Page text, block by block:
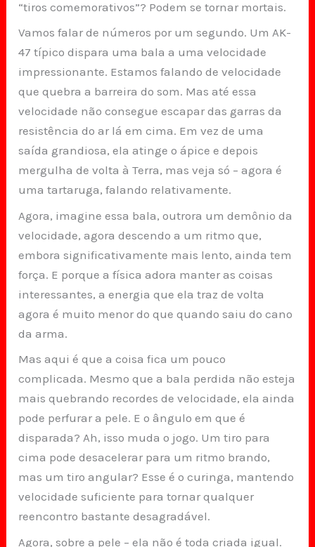
“tiros comemorativos”? Podem se tornar mortais.
Vamos falar de números por um segundo. Um AK-
47 típico dispara uma bala a uma velocidade
impressionante. Estamos falando de velocidade
que quebra a barreira do som. Mas até essa
velocidade não consegue escapar das garras da
resistência do ar lá em cima. Em vez de uma
saída grandiosa, ela atinge o ápice e depois
mergulha de volta à Terra, mas veja só – agora é
uma tartaruga, falando relativamente.
Agora, imagine essa bala, outrora um demônio da
velocidade, agora descendo a um ritmo que,
embora significativamente mais lento, ainda tem
força. E porque a física adora manter as coisas
interessantes, a energia que ela traz de volta
agora é muito menor do que quando saiu do cano
da arma.
Mas aqui é que a coisa fica um pouco
complicada. Mesmo que a bala perdida não esteja
mais quebrando recordes de velocidade, ela ainda
pode perfurar a pele. E o ângulo em que é
disparada? Ah, isso muda o jogo. Um tiro para
cima pode desacelerar para um ritmo brando,
mas um tiro angular? Esse é o curinga, mantendo
velocidade suficiente para tornar qualquer
reencontro bastante desagradável.
Agora, sobre a pele – ela não é toda criada igual.